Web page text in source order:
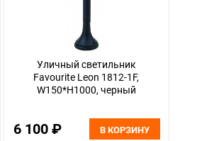
цвет черный и прозрачное
Уличный светильник
Favourite Leon 1812-1F,
W150*H1000, черный
6 100 ₽ В КОРЗИНУ